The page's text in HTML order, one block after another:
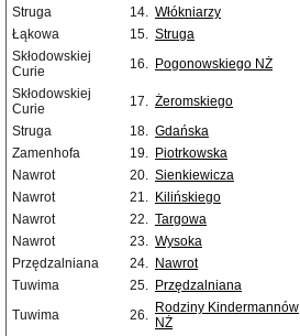
Struga 14. Włókniarzy
Łąkowa
15. Struga
Skłodowskiej
Curie
16. Pogonowskiego NŻ
Skłodowskiej
Curie
17. Żeromskiego
Struga 18. Gdańska
Zamenhofa
19. Piotrkowska
Nawrot
20. Sienkiewicza
Nawrot
21. Kilińskiego
Nawrot
22. Targowa
Nawrot
23. Wysoka
Przędzalniana
24. Nawrot
Tuwima
25. Przędzalniana
Tuwima
26. Rodziny Kindermannów
NŻ